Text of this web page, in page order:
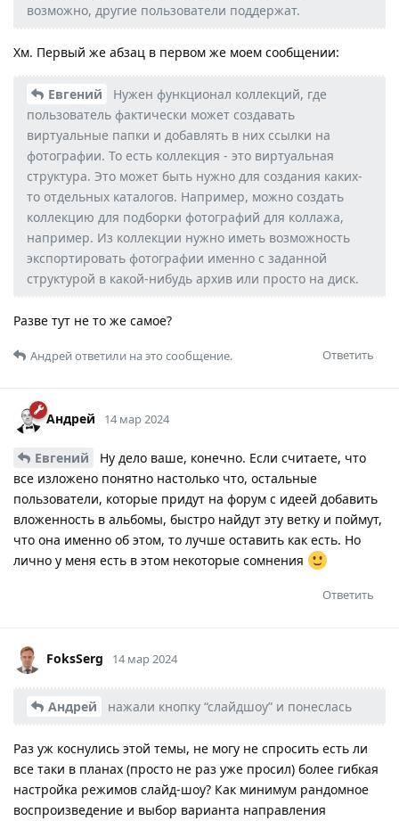
возможно, другие пользователи поддержат.
Хм. Первый же абзац в первом же моем сообщении:
Евгений
Нужен функционал коллекций, где
пользователь фактически может создавать
виртуальные папки и добавлять в них ссылки на
фотографии. То есть коллекция - это виртуальная
структура. Это может быть нужно для создания каких-
то отдельных каталогов. Например, можно создать
коллекцию для подборки фотографий для коллажа,
например. Из коллекции нужно иметь возможность
экспортировать фотографии именно с заданной
структурой в какой-нибудь архив или просто на диск.
Разве тут не то же самое?
Ответить
Андрейответили на это сообщение.
Андрей 14 мар 2024
Евгений
Ну дело ваше, конечно. Если считаете, что
все изложено понятно настолько что, остальные
пользователи, которые придут на форум с идеей добавить
вложенность в альбомы, быстро найдут эту ветку и поймут,
что она именно об этом, то лучше оставить как есть. Но
лично у меня есть в этом некоторые сомнения
Ответить
FoksSerg 14 мар 2024
Андрей нажали кнопку “слайдшоу” и понеслась
Раз уж коснулись этой темы, не могу не спросить есть ли
все таки в планах (просто не раз уже просил) более гибкая
настройка режимов слайд-шоу? Как минимум рандомное
воспроизведение и выбор варианта направления